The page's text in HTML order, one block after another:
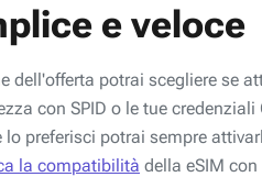
e veloce
dell'offerta potrai scegliere se
con SPID o le tue
lo preferisci potrai sempre
la compatibilità della eSIM